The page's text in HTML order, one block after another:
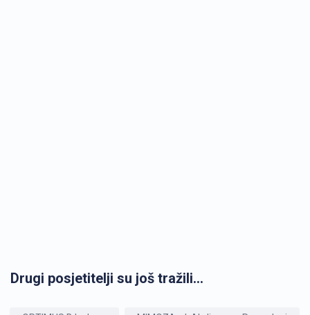
Drugi posjetitelji su još tražili...